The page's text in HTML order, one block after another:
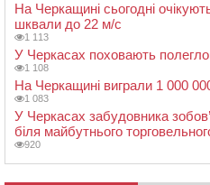
На Черкащині сьогодні
шквали до 22 м/с
1 113
У Черкасах поховають
1 108
На Черкащині виграли 1 000
1 083
У Черкасах забудовника
біля майбутнього
920